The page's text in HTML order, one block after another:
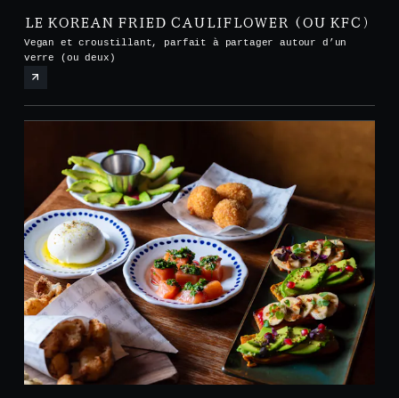
LE KOREAN FRIED CAULIFLOWER (OU KFC)
Vegan et croustillant, parfait à partager autour d’un
verre (ou deux)